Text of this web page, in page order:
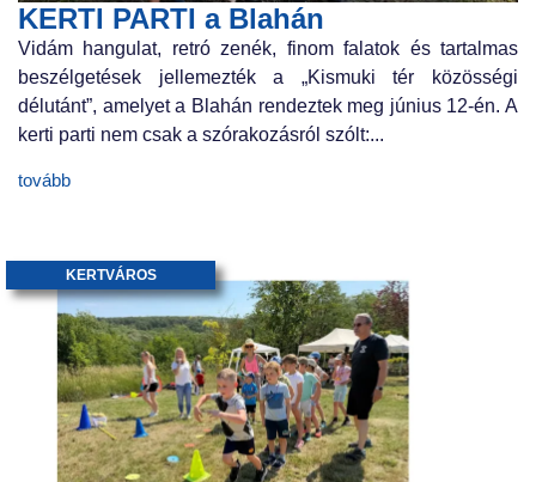
KERTI PARTI a Blahán
Vidám hangulat, retró zenék, finom falatok és tartalmas
beszélgetések jellemezték a „Kismuki tér közösségi
délutánt”, amelyet a Blahán rendeztek meg június 12-én. A
kerti parti nem csak a szórakozásról szólt:...
tovább
KERTVÁROS